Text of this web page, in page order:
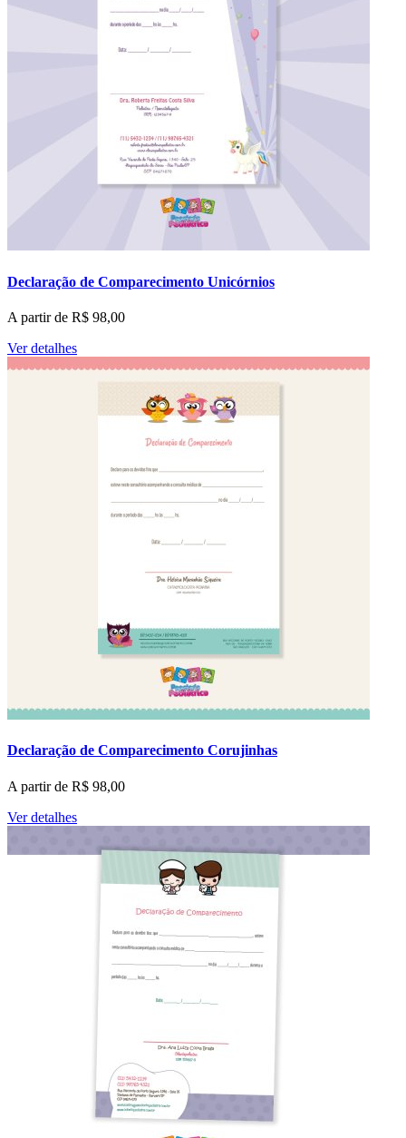
Declaração de Comparecimento Unicórnios
A partir de R$ 98,00
Ver detalhes
Declaração de Comparecimento Corujinhas
A partir de R$ 98,00
Ver detalhes